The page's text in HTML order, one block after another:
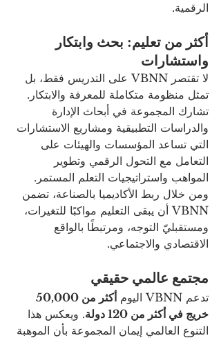
الرقمية.
أكثر من تعليم: بحث وابتكار
واستشارات
لا تقتصر VBNN على التدريس فقط، بل
تمثل منظومة متكاملة للمعرفة والابتكار.
تشارك المجموعة في أبحاث الإدارة
والدراسات التطبيقية ومشاريع الاستشارات
التي تساعد المؤسسات والهيئات على
التعامل مع التحول الرقمي وتطوير
المواهب واستراتيجيات التعلم المستمر.
ومن خلال ربط الأكاديميا بالصناعة، تضمن
VBNN أن يبقى التعليم مواكبًا للتغيرات،
ومستقبليّ التوجه، ومرتبطًا بالواقع
الاقتصادي والاجتماعي.
مجتمع عالمي حقيقي
تدعم VBNN اليوم
خريج في أكثر من 120 دولة
. ويعكس هذا
التنوع العالمي إيمان المجموعة بأن الموهبة